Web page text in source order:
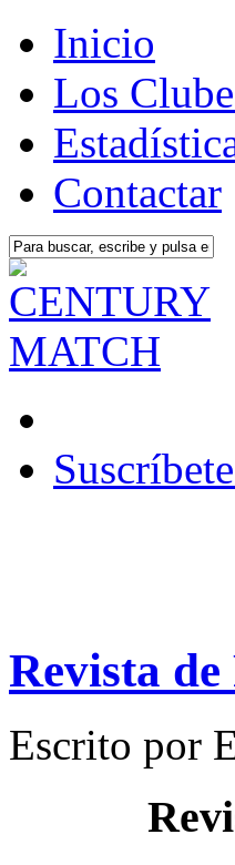
Inicio
Los
Contactar
Revista de
Escrito por